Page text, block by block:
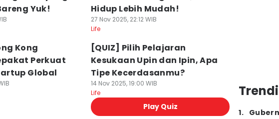
Yuk!
Hidup Lebih Mudah!
27 Nov 2025, 22:12 WIB
Life
Kong
Perkuat
Global
[QUIZ] Pilih Pelajaran
Kesukaan Upin dan Ipin, Apa
Tipe Kecerdasanmu?
14 Nov 2025, 19:00 WIB
Life
Play Quiz
1.